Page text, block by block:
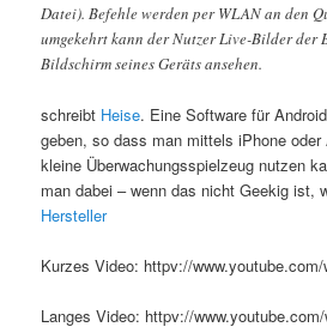
Datei). Befehle werden per WLAN an den
umgekehrt kann der Nutzer Live-Bilder der
Bildschirm seines Geräts ansehen.
schreibt Heise. Eine Software für
geben, so dass man mittels iPhone oder
kleine Überwachungsspielzeug nutzen
man dabei – wenn das nicht Geekig ist,
Hersteller
Kurzes Video: httpv://
Langes Video: httpv://